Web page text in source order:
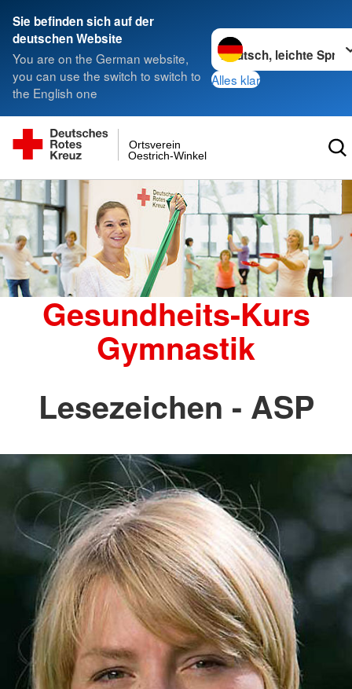
Sie befinden sich auf der
deutschen Website
You are on the German website,
you can use the switch to switch to
the English one
Sprache wechseln zu
Alles klar
Oestrich-Winkel
Ortsverein
Gesundheits-Kurs
Gymnastik
Lesezeichen - ASP